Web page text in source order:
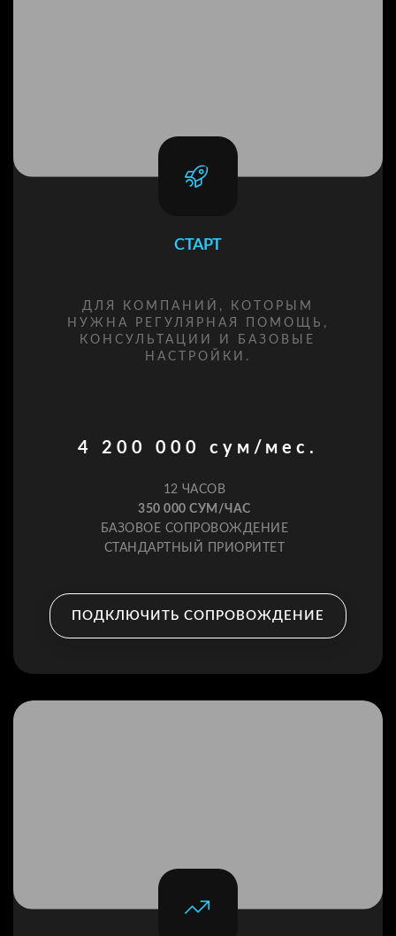
СТАРТ
ДЛЯ КОМПАНИЙ, КОТОРЫМ
НУЖНА РЕГУЛЯРНАЯ ПОМОЩЬ,
КОНСУЛЬТАЦИИ И БАЗОВЫЕ
НАСТРОЙКИ.
4 200 000 сум/мес.
12 ЧАСОВ
350 000 СУМ/ЧАС
БАЗОВОЕ СОПРОВОЖДЕНИЕ
СТАНДАРТНЫЙ ПРИОРИТЕТ
ПОДКЛЮЧИТЬ СОПРОВОЖДЕНИЕ